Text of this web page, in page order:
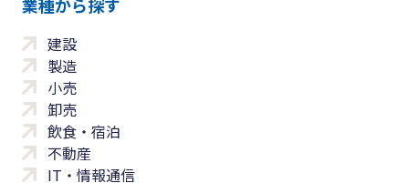
業種から探す
建設
製造
小売
卸売
飲食・宿泊
不動産
IT・情報通信